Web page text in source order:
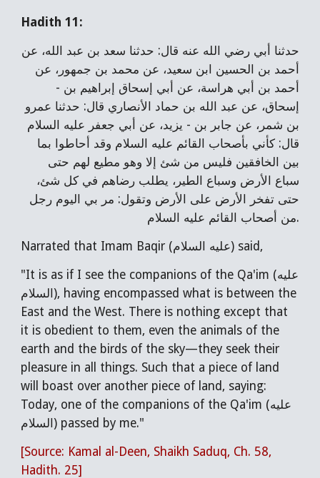
Hadith 11:
حدثنا أبي رضي الله عنه قال: حدثنا سعد بن عبد الله، عن
أحمد بن الحسين ابن سعيد، عن محمد بن جمهور، عن
أحمد بن أبي هراسة، عن أبي إسحاق إبراهيم بن -
إسحاق، عن عبد الله بن حماد الأنصاري قال: حدثنا عمرو
بن شمر، عن جابر بن - يزيد، عن أبي جعفر عليه السلام
قال: كأني بأصحاب القائم عليه السلام وقد أحاطوا بما
بين الخافقين فليس من شئ إلا وهو مطيع لهم حتى
سباع الأرض وسباع الطير، يطلب رضاهم في كل شئ،
حتى تفخر الأرض على الأرض وتقول: مر بي اليوم رجل
من أصحاب القائم عليه السلام.
Narrated that Imam Baqir (عليه السلام) said,
"It is as if I see the companions of the Qa'im (عليه
السلام), having encompassed what is between the
East and the West. There is nothing except that
it is obedient to them, even the animals of the
earth and the birds of the sky—they seek their
pleasure in all things. Such that a piece of land
will boast over another piece of land, saying:
Today, one of the companions of the Qa'im (عليه
السلام) passed by me."
[Source: Kamal al-Deen, Shaikh Saduq, Ch. 58,
Hadith. 25]